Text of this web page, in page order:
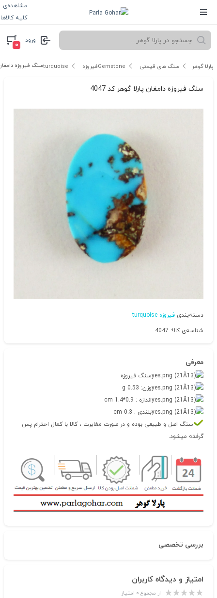
مشاهده‌ی
کلیه کالاها
ورود
۰
پارلا گوهر سنگ های قیمتی Gemstone فیروزه turquoise سنگ فیروزه دامغان
سنگ فیروزه دامغان پارلا گوهر کد 4047
دسته‌بندی فیروزه turquoise
شناسه‌ی کالا: 4047
معرفی
سنگ فیروزه
وزن: 0.53 g
اندازه : 0.9*1.4 cm
بلندی : 0.3 cm
سنگ اصل و طبیعی بوده و در صورت مغایرت ، کالا با کمال احترام پس
گرفته میشود.
بررسی تخصصی
امتیاز و دیدگاه کاربران
از مجموع ۰ امتیاز